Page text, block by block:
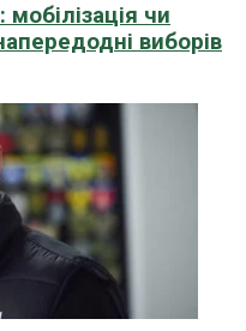
чи
виборів